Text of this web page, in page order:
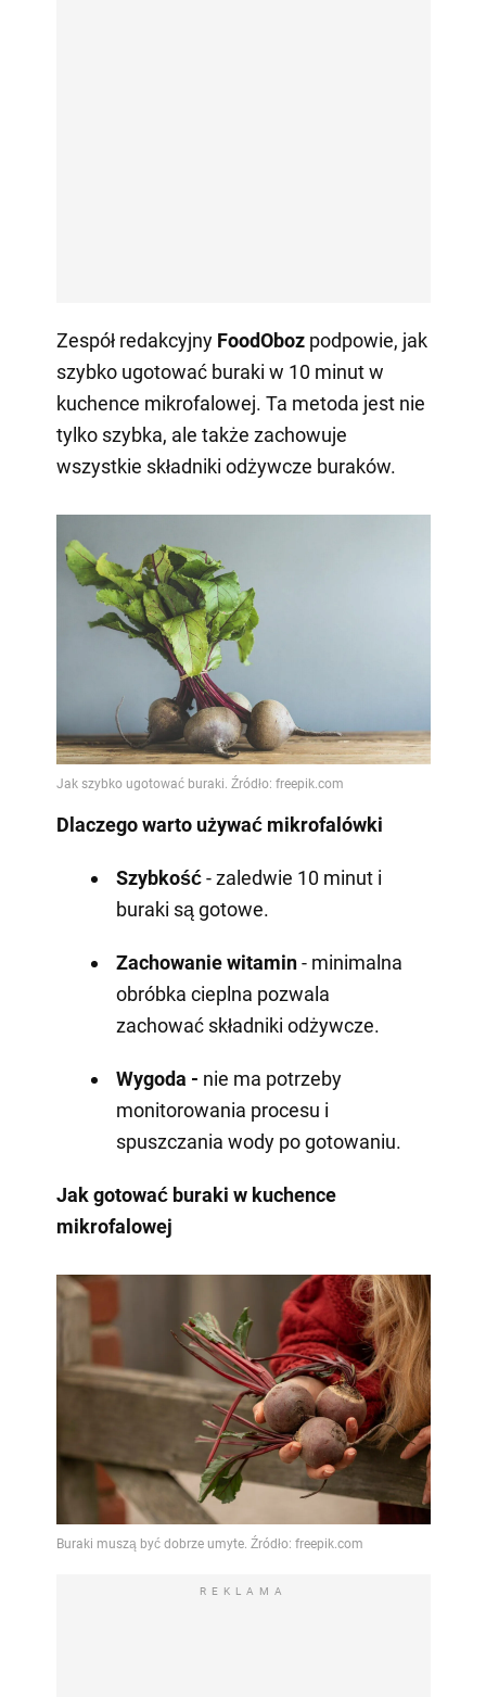
Zespół redakcyjny FoodOboz podpowie, jak
szybko ugotować buraki w 10 minut w
kuchence mikrofalowej. Ta metoda jest nie
tylko szybka, ale także zachowuje
wszystkie składniki odżywcze buraków.
Dlaczego warto używać mikrofalówki
Szybkość- zaledwie 10 minut i
buraki są gotowe.
Zachowanie witamin- minimalna
obróbka cieplna pozwala
zachować składniki odżywcze.
Wygoda - nie ma potrzeby
monitorowania procesu i
spuszczania wody po gotowaniu.
Jak gotować buraki w kuchence
mikrofalowej
REKLAMA